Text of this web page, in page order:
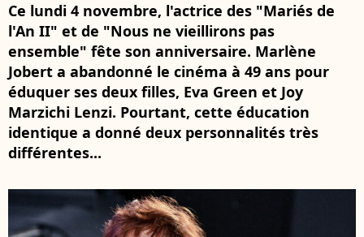
Ce lundi 4 novembre, l'actrice des "Mariés de
l'An II" et de "Nous ne vieillirons pas
ensemble" fête son anniversaire. Marlène
Jobert a abandonné le cinéma à 49 ans pour
éduquer ses deux filles, Eva Green et Joy
Marzichi Lenzi. Pourtant, cette éducation
identique a donné deux personnalités très
différentes...